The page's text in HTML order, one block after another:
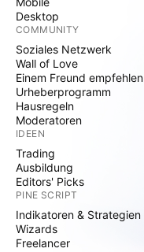
Desktop
COMMUNITY
Soziales Netzwerk
Wall of Love
Einem Freund empfehlen
Urheberprogramm
Hausregeln
Moderatoren
IDEEN
Trading
Ausbildung
Editors' Picks
PINE SCRIPT
Indikatoren & Strategien
Wizards
Freelancer